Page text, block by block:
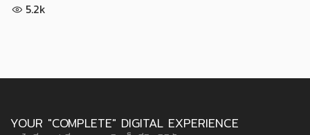
5.2k
YOUR "COMPLETE" DIGITAL EXPERIENCE